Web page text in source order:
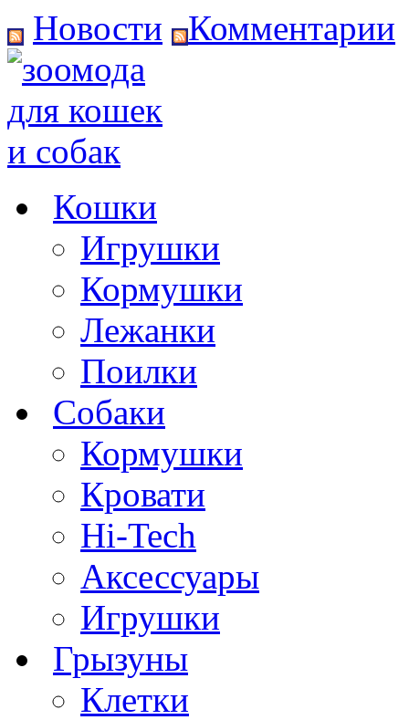
Новости Комментарии
Кошки
Игрушки
Кормушки
Лежанки
Поилки
Собаки
Кормушки
Кровати
Hi-Tech
Аксессуары
Игрушки
Грызуны
Клетки